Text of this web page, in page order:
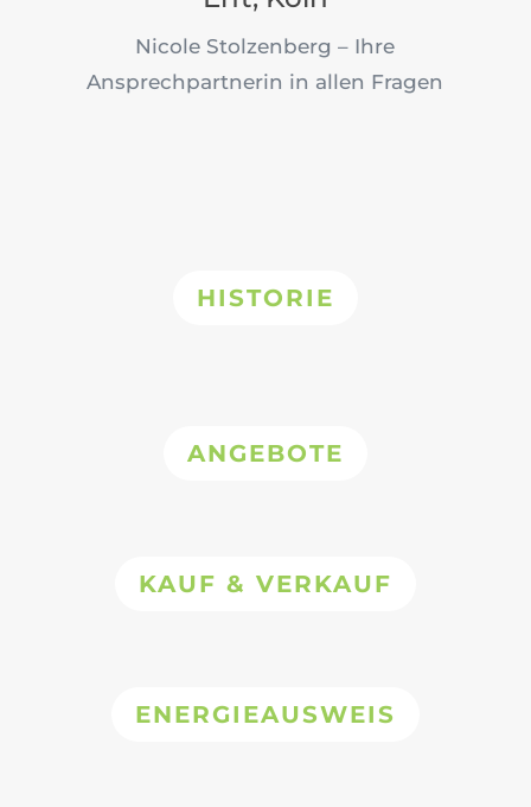
Nicole Stolzenberg – Ihre
Ansprechpartnerin in allen Fragen
HISTORIE
ANGEBOTE
KAUF & VERKAUF
ENERGIEAUSWEIS